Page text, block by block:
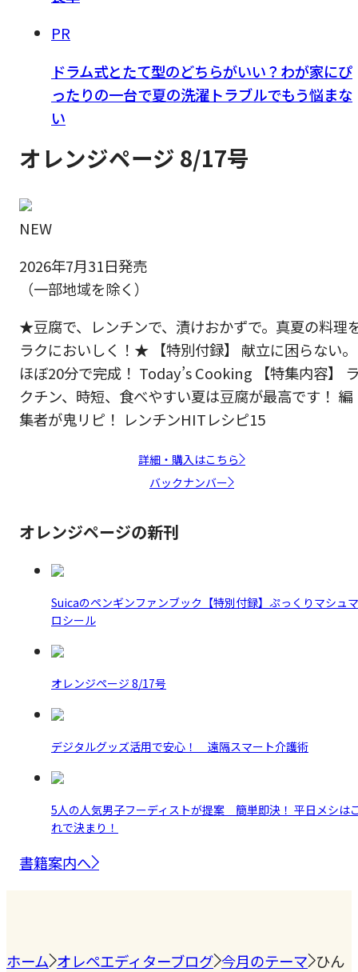
PR
ドラム式とたて型のどちらがいい？わが家にぴ
ったりの一台で夏の洗濯トラブルでもう悩まな
い
オレンジページ 8/17号
NEW
2026年7月31日発売
（一部地域を除く）
★豆腐で、レンチンで、漬けおかずで。真夏の料理
ラクにおいしく！★ 【特別付録】 献立に困らない。
ほぼ20分で完成！ Today’s Cooking 【特集内容】
クチン、時短、食べやすい夏は豆腐が最高です！ 編
集者が鬼リピ！ レンチンHITレシピ15
詳細・購入はこちら
バックナンバー
オレンジページの新刊
Suicaのペンギンファンブック【特別付録】ぷっくりマシュマ
ロシール
オレンジページ 8/17号
デジタルグッズ活用で安心！ 遠隔スマート介護術
5人の人気男子フーディストが提案 簡単即決！ 平日メシは
れで決まり！
書籍案内へ
ホーム オレペエディターブログ 今月のテーマ ひん